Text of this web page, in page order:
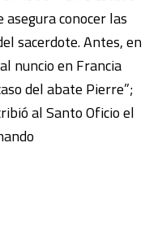
conocer las
sacerdote. Antes, en
nuncio en Francia
del abate Pierre”;
al Santo Oficio el